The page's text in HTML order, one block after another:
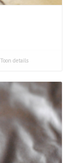
Toon details